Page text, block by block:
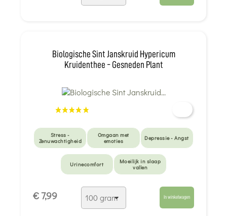
Biologische Sint Janskruid Hypericum
Kruidenthee - Gesneden Plant
Stress -
Zenuwachtigheid
Omgaan met
emoties
Depressie - Angst
Urinecomfort
Moeilijk in slaap
vallen
€ 7,99 In winkelwagen